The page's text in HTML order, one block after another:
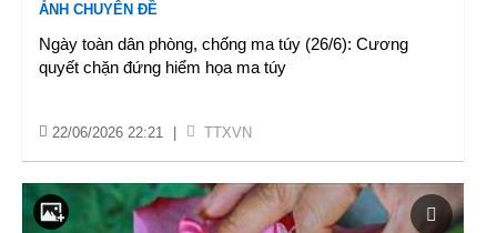
ẢNH CHUYÊN ĐỀ
Ngày toàn dân phòng, chống ma túy (26/6): Cương
quyết chặn đứng hiểm họa ma túy
22/06/2026 22:21 TTXVN